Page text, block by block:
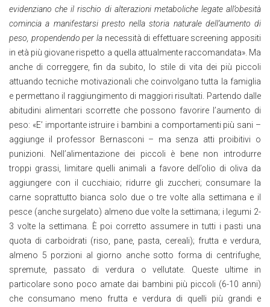
evidenziano che il rischio di alterazioni metaboliche legate all’obesità
comincia a manifestarsi presto nella storia naturale dell’aumento di
peso, propendendo per la necessità di effettuare screening appositi
in età più giovane rispetto a quella attualmente raccomandata». Ma
anche di correggere, fin da subito, lo stile di vita dei più piccoli
attuando tecniche motivazionali che coinvolgano tutta la famiglia
e permettano il raggiungimento di maggiori risultati. Partendo dalle
abitudini alimentari scorrette che possono favorire l’aumento di
peso: «E’ importante istruire i bambini a comportamenti più sani –
aggiunge il professor Bernasconi – ma senza atti proibitivi o
punizioni. Nell’alimentazione dei piccoli è bene non introdurre
troppi grassi, limitare quelli animali a favore dell’olio di oliva da
aggiungere con il cucchiaio; ridurre gli zuccheri; consumare la
carne soprattutto bianca solo due o tre volte alla settimana e il
pesce (anche surgelato) almeno due volte la settimana; i legumi 2-
3 volte la settimana. È poi corretto assumere in tutti i pasti una
quota di carboidrati (riso, pane, pasta, cereali); frutta e verdura,
almeno 5 porzioni al giorno anche sotto forma di centrifughe,
spremute, passato di verdura o vellutate. Queste ultime in
particolare sono poco amate dai bambini più piccoli (6-10 anni)
che consumano meno frutta e verdura di quelli più grandi e